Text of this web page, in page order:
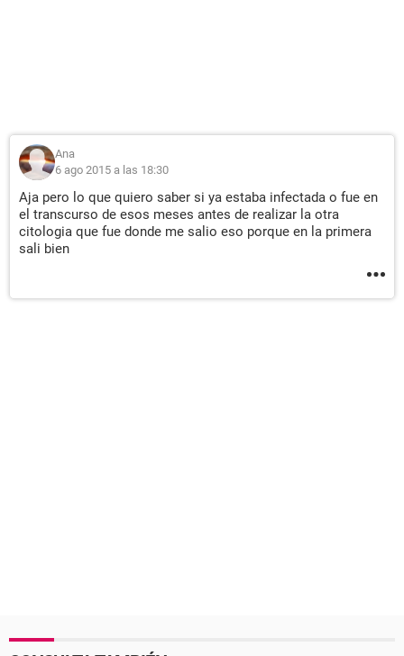
Ana
6 ago 2015 a las 18:30
Aja pero lo que quiero saber si ya estaba infectada o fue en
el transcurso de esos meses antes de realizar la otra
citologia que fue donde me salio eso porque en la primera
sali bien